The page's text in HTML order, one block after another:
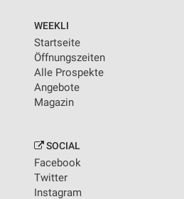
WEEKLI
Startseite
Öffnungszeiten
Alle Prospekte
Angebote
Magazin
SOCIAL
Facebook
Twitter
Instagram